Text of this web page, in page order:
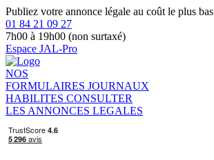
Publiez votre annonce légale au coût le plus bas
01 84 21 09 27
7h00 à 19h00 (non surtaxé)
Espace JAL-Pro
NOS
FORMULAIRES JOURNAUX
HABILITES CONSULTER
LES ANNONCES LEGALES